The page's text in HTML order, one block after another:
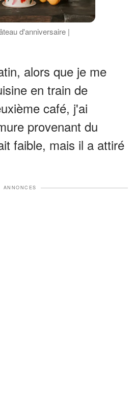
d'anniversaire |
alors que je me
en train de
café, j'ai
provenant du
faible, mais il a attiré
ANNONCES